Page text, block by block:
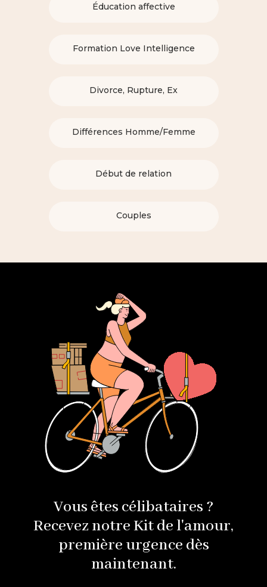
Éducation affective
Formation Love Intelligence
Divorce, Rupture, Ex
Différences Homme/Femme
Début de relation
Couples
Vous êtes célibataires ?
Recevez notre Kit de l'amour,
première urgence dès
maintenant.